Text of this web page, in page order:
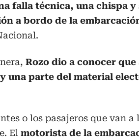
falla técnica, una chispa y
a bordo de la
Rozo dio a conocer
una parte del material
o los pasajeros que van a
El motorista de la